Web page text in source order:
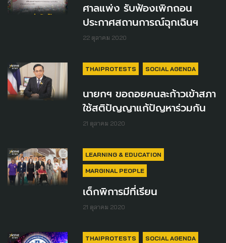
ศาลแพ่ง รับฟ้องเพิกถอน
ประกาศสถานการณ์ฉุกเฉินฯ
22 ตุลาคม 2020
THAIPROTESTS SOCIAL AGENDA
นายกฯ ขอถอยคนละก้าวเข้าสภา
ใช้สติปัญญาแก้ปัญหาร่วมกัน
21 ตุลาคม 2020
LEARNING & EDUCATION
MARGINAL PEOPLE
เด็กพิการมีที่เรียน
21 ตุลาคม 2020
THAIPROTESTS SOCIAL AGENDA